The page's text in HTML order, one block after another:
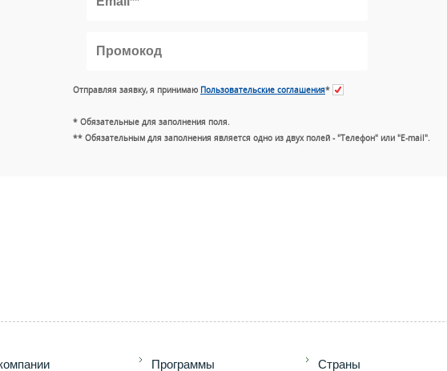
Отправляя заявку, я принимаю Пользовательские соглашения*
* Обязательные для заполнения поля.
** Обязательным для заполнения является одно из двух полей - "Телефон" или "E-mail".
Программы Страны